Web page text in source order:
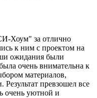
Хоум" за отлично
к ним с проектом на
ожидания были
очень внимательна к
материалов,
Результат превзошел все
очень уютной и